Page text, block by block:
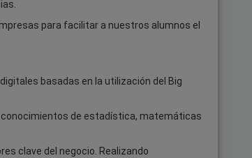
para facilitar a nuestros alumnos el
basadas en la utilización del Big
de estadística, matemáticas
clave del negocio. Realizando